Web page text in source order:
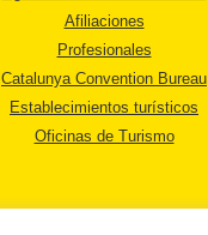
Afiliaciones
Profesionales
Catalunya Convention Bureau
Establecimientos turísticos
Oficinas de Turismo